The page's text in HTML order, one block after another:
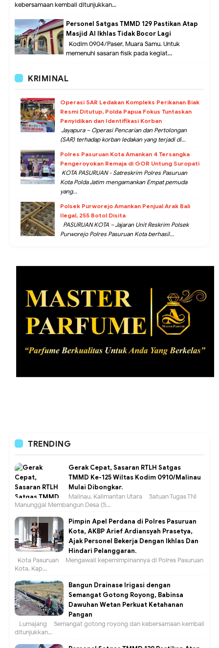
kebersamaan kembali ditunjukkan...
Personel Satgas TMMD 129 Pastikan Atap
Masjid Al Ikhlas Tidak Bocor Lagi
Kodim 0904/Paser, Muara Samu. Untuk
memenuhi sasaran fisik pada kegiat...
KRIMINAL
Operasi SAR Ledakan Kompleks Perikanan Biak
Resmi Ditutup, Polda Papua Fokus Tuntaskan
Penyidikan dan Identifikasi Korban
Jayapura – Operasi Pencarian dan Pertolongan
(SAR) terhadap korban ledakan yang terjadi di...
Polres Pasuruan Kota Amankan 4 Tersangka
Pengeroyokan Remaja di GOR Untung Suropati
KOTA PASURUAN - Satreskrim Polres Pasuruan
Kota Polda Jatim mengamankan Empat pemuda
yang...
Polsek Purworejo Amankan Penjual Arak Bali
Ilegal, 255 Botol Disita
PASURUAN KOTA – Jajaran Unit Reskrim Polsek
Purworejo Polres Pasuruan Kota berhasil...
TRENDING
Gerak Cepat, Sasaran RTLH Satgas
TMMD Ke-125 Wiltas Kodim 0910/Malinau
Mulai Dibongkar.
Malinau, Kalimantan Utara – Satuan Tugas TNI
Manunggal Membangun Desa (S...
Pimpin Apel Perdana di Polres Pasuruan
Kota, AKBP Arief Ardiansyah Prasetya,
Ajak Personel Bekerja Dengan Ikhlas Dan
Hindari Pelanggaran.
Kota Pasuruan – Mengawali kepemimpinannya di Polres Pasuruan
Kota, Kap...
Bangun Drainase Irigasi dengan
Semangat Gotong Royong, Babinsa
Dawuhan Wetan Perkuat Ketahanan
Pangan
Lumajang – Semangat gotong royong dan kebersamaan kembali
ditunjukkan...